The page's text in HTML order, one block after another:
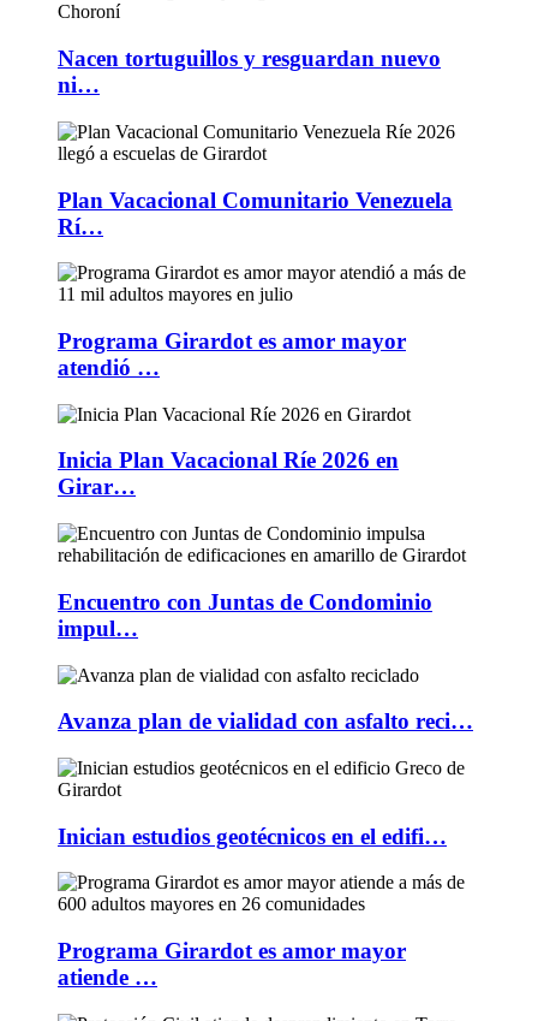
Nacen tortuguillos y resguardan nuevo
ni…
Plan Vacacional Comunitario Venezuela
Rí…
Programa Girardot es amor mayor
atendió …
Inicia Plan Vacacional Ríe 2026 en
Girar…
Encuentro con Juntas de Condominio
impul…
Avanza plan de vialidad con asfalto reci…
Inician estudios geotécnicos en el edifi…
Programa Girardot es amor mayor
atiende …